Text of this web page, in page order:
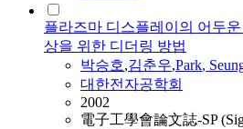
플라즈마 디스플레이의 어두
상을 위한 디더링 방법
박승호,김춘우,Park,
대한전자공학회
2002
電子工學會論文誌-SP